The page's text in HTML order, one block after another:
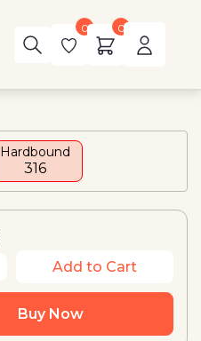
0 0
Hardbound
₹316
Add to Cart
Buy Now